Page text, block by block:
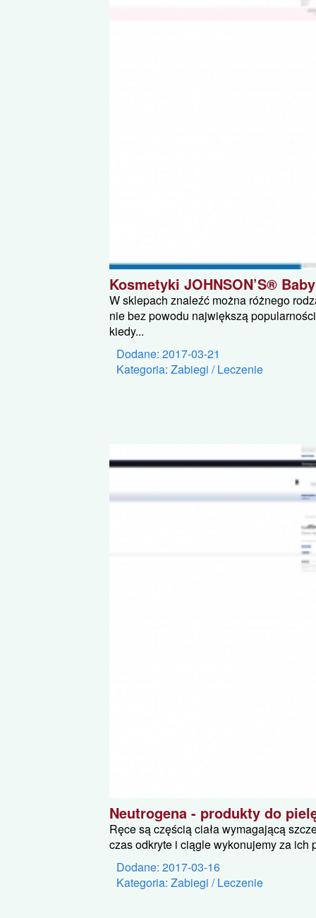
Kosmetyki JOHNSON’S®
W sklepach znaleźć można różnego
nie bez powodu największą
kiedy...
Dodane: 2017-03-21
Kategoria: Zabiegi / Leczenie
Neutrogena - produkty do
Ręce są częścią ciała wymagającą
czas odkryte i ciągle wykonujemy za
Dodane: 2017-03-16
Kategoria: Zabiegi / Leczenie